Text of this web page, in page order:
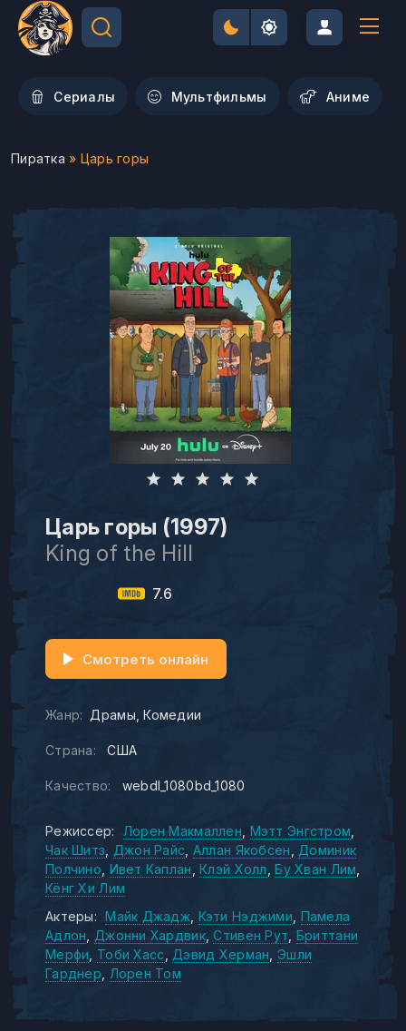
Сериалы Мультфильмы Aниме
Пиратка » Царь горы
Царь горы (1997)
King of the Hill
7.6
Жанр: Драмы Комедии
Страна: США
Качество: webdl_1080bd_1080
Смотреть онлайн
Режиссер: Лорен Макмаллен Мэтт Энгстром
Чак Шитз
Джон Райс Аллан Якобсен
Доминик
Полчино Ивет Каплан Клэй Холл
Бу Хван Лим
Кёнг Хи Лим
Актеры:
Майк Джадж Кэти Нэджими Памела
Адлон
Джонни Хардвик Стивен Рут Бриттани
Мерфи
Тоби Хасс Дэвид Херман Эшли
Гарднер
Лорен Том